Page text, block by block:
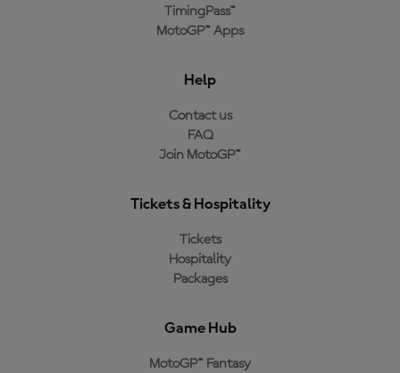
TimingPass™
MotoGP™ Apps
Help
Contact us
FAQ
Join MotoGP™
Tickets & Hospitality
Tickets
Hospitality
Packages
Game Hub
MotoGP™ Fantasy